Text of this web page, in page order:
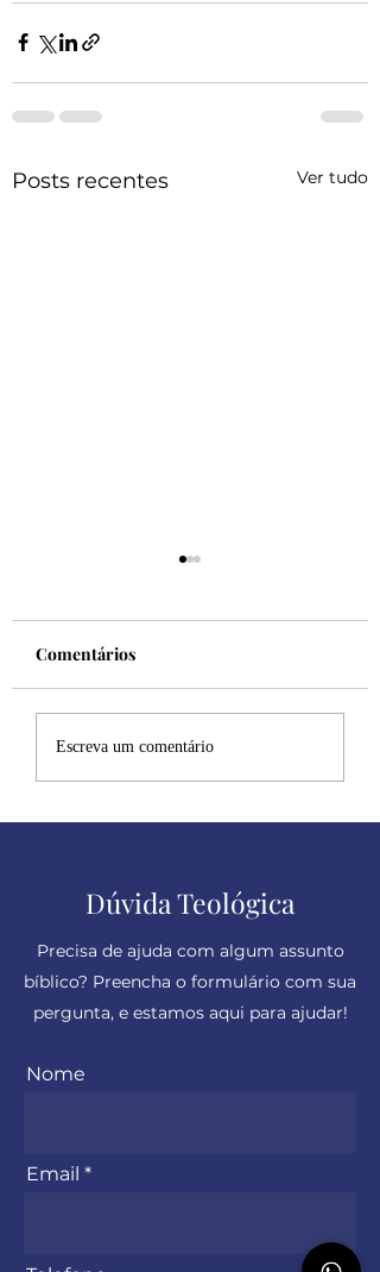
Posts recentes Ver tudo
Felicidade!
Comentários
Escreva um comentário
Dúvida Teológica
Precisa de ajuda com algum assunto
bíblico? Preencha o formulário com sua
pergunta, e estamos aqui para ajudar!
Nome
Email